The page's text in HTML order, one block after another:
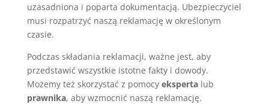
uzasadniona i poparta dokumentacją. Ubezpieczyciel
musi rozpatrzyć naszą reklamację w określonym
czasie.
Podczas składania reklamacji, ważne jest, aby
przedstawić wszystkie istotne fakty i dowody.
Możemy też skorzystać z pomocy ekspertalub
prawnika, aby wzmocnić naszą reklamację.